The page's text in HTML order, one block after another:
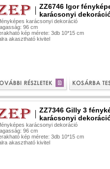
ZZ6746 Igor
karácsonyi
karácsonyi dekoráció
96 cm
kép mérete: 3db 10*15 cm
akasztható kivitel
ZZ7346 Gilly 3
karácsonyi
karácsonyi dekoráció
96 cm
kép mérete: 3db 10*15 cm
akasztható kivitel